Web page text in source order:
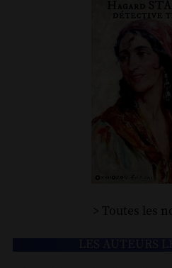
> Toutes les